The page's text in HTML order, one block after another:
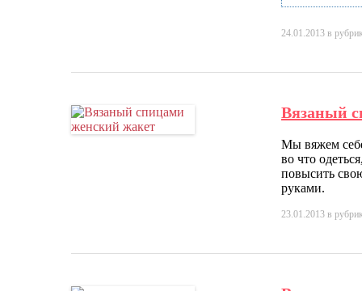
24.01.2013 в
Вязаный
Мы вяжем
во что
повысить
руками.
23.01.2013 в